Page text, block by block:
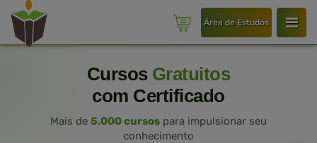
Área de Estudos
Cursos Gratuitos
com Certificado
Mais de 5.000 cursos para impulsionar seu
conhecimento